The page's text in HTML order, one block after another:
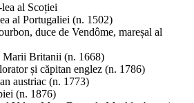
al Scoției
al Portugaliei (n. 1502)
duce de Vendôme, mareșal al
Marii Britanii (n. 1668)
și căpitan englez (n. 1786)
austriac (n. 1773)
(n. 1876)